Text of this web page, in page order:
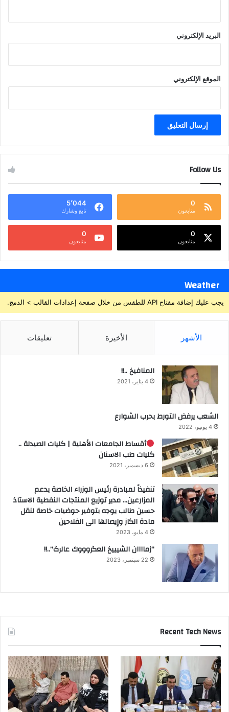
البريد الإلكتروني
الموقع الإلكتروني
Follow Us
0
متابعون
5٬044
تابع وشارك
0
متابعون
0
متابعون
Weather
يجب عليك إضافة مفتاح API للطقس من خلال صفحة إعدادات القالب > الدمج.
الأشهر الأخيرة تعليقات
المنافيخ ..!!
4 يناير، 2021
الشعب يرفض التورط بحرب الشوارع
4 يونيو، 2022
أقساط الجامعات الأهلية | كليات الصيدلة ..
كليات طب الاسنان
6 ديسمبر، 2021
تنفيذاً لمبادرة رئيس الوزراء الخاصة بدعم
المزارعين… مدير توزيع المنتجات النفطية الاستاذ
حسين طالب يوجه بتوفير حوضيات خاصة لنقل
مادة الكاز وإيصالها الى الفلاحين
4 مايو، 2023
“زماااان الشيييخ العگروووك عالرگ”..!!
22 سبتمبر، 2023
Recent Tech News